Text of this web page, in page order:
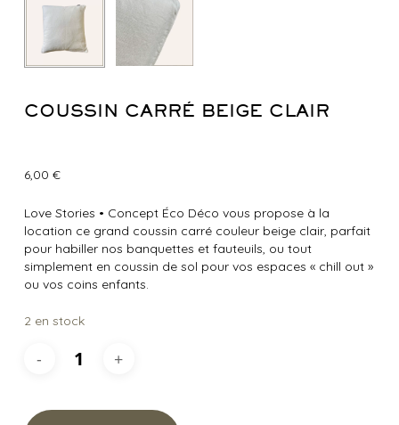
COUSSIN CARRÉ BEIGE CLAIR
6,00 €
Love Stories • Concept Éco Déco vous propose à la
location ce grand coussin carré couleur beige clair, parfait
pour habiller nos banquettes et fauteuils, ou tout
simplement en coussin de sol pour vos espaces « chill out »
ou vos coins enfants.
2 en stock